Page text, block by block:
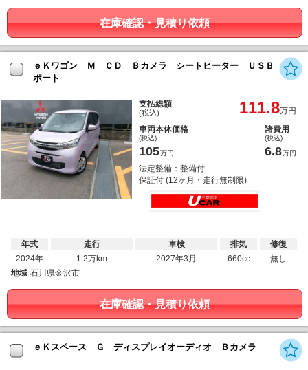
在庫確認・見積り依頼
ｅＫワゴン Ｍ ＣＤ Ｂカメラ シートヒーター ＵＳＢ
ポート
支払総額
(税込) 111.8万円
車両本体価格
(税込)
105万円
諸費用
(税込)
6.8万円
法定整備：整備付
保証付 (12ヶ月・走行無制限)
年式
2024年
走行
1.2万km
車検
2027年3月
排気
660cc
修復
無し
地域 石川県金沢市
在庫確認・見積り依頼
ｅＫスペース Ｇ ディスプレイオーディオ Ｂカメラ